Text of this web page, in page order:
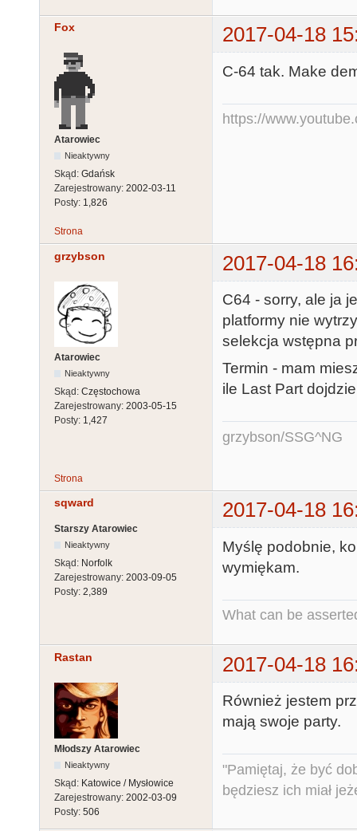
Fox 2017-04-18
Atarowiec
Nieaktywny
Skąd: Gdańsk
Zarejestrowany: 2002-03-11
Posty: 1,826
C-64 tak. Make
https://
Strona
grzybson 2017-04-18
Atarowiec
Nieaktywny
Skąd: Częstochowa
Zarejestrowany: 2003-05-15
Posty: 1,427
C64 - sorry, ale ja
platformy nie
selekcja wstępna
Termin - mam
ile Last Part
grzybson/SSG^NG
Strona
sqward 2017-04-18
Starszy Atarowiec
Nieaktywny
Skąd: Norfolk
Zarejestrowany: 2003-09-05
Posty: 2,389
Myślę podobnie,
wymiękam.
What can be
Rastan 2017-04-18
Młodszy Atarowiec
Nieaktywny
Skąd: Katowice / Mysłowice
Zarejestrowany: 2002-03-09
Posty: 506
Również jestem
mają swoje party.
"Pamiętaj, że być
będziesz ich miał